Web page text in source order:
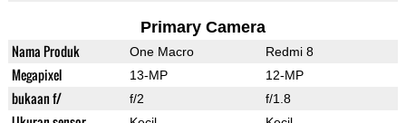
Primary Camera
Nama Produk One Macro Redmi 8
Megapixel 13-MP 12-MP
bukaan f/ f/2 f/1.8